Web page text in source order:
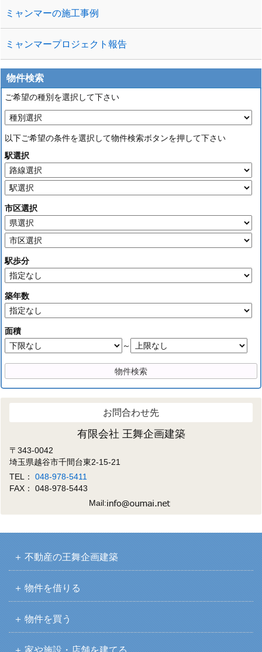
ミャンマーの施工事例
ミャンマープロジェクト報告
物件検索
ご希望の種別を選択して下さい
以下ご希望の条件を選択して物件検索ボタンを押して下さい
駅選択
市区選択
駅歩分
築年数
面積
～
お問合わせ先
有限会社 王舞企画建築
〒343-0042
埼玉県越谷市千間台東2-15-21
TEL：048-978-5411
FAX： 048-978-5443
Mail:
不動産の王舞企画建築
物件を借りる
物件を買う